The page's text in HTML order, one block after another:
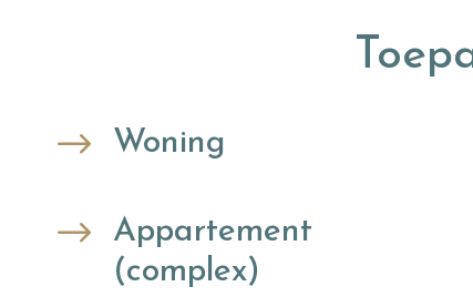
$
Woning
$
Appartement
(complex)